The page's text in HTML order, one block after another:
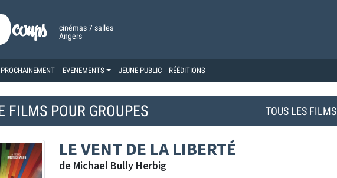
cinémas 7 salles
Angers
PROCHAINEMENT EVENEMENTS JEUNE PUBLIC RÉÉDITIONS
FILMS POUR GROUPES TOUS LES FILMS
LE VENT DE LA LIBERTÉ
de Michael Bully Herbig